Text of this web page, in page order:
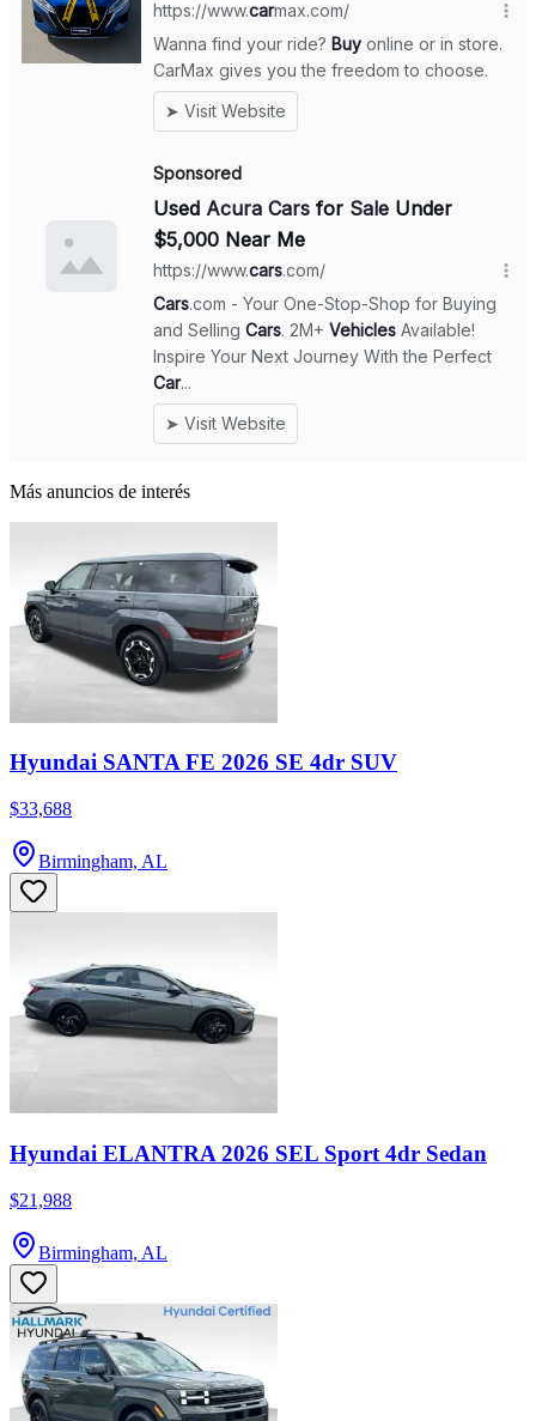
Más anuncios de interés
Hyundai SANTA FE 2026 SE 4dr SUV
$33,688
Birmingham, AL
Hyundai ELANTRA 2026 SEL Sport 4dr Sedan
$21,988
Birmingham, AL